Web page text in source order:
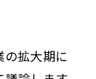
拡大期に